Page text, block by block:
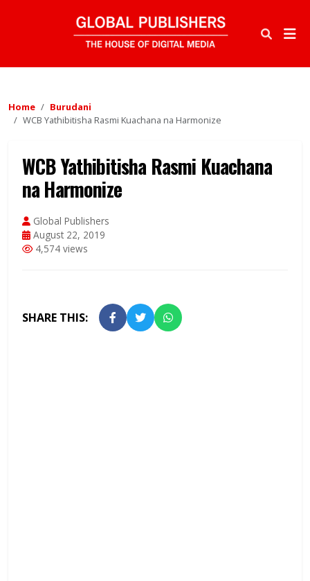
Home
Burudani
WCB Yathibitisha Rasmi Kuachana na Harmonize
WCB Yathibitisha Rasmi Kuachana
na Harmonize
Global Publishers
August 22, 2019
4,574 views
SHARE THIS: